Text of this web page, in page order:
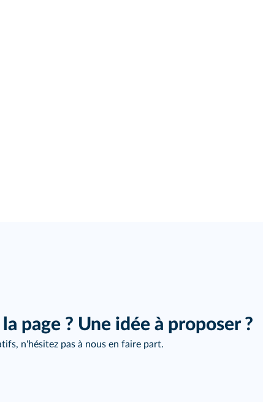
page ? Une idée à proposer ?
n'hésitez pas à nous en faire part.